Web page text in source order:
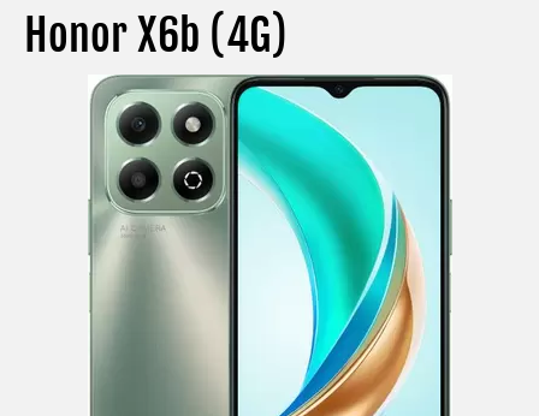
Honor X6b (4G)